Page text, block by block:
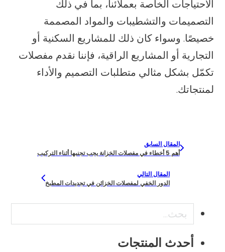
الاحتياجات الخاصة بعملائنا، بما في ذلك
التصميمات والتشطيبات والمواد المصممة
خصيصًا. وسواء كان ذلك للمشاريع السكنية أو
التجارية أو المشاريع الراقية، فإننا نقدم مفصلات
تكمّل بشكل مثالي متطلبات التصميم والأداء
لمنتجاتك.
المقال السابق
أهم 5 أخطاء في مفصلات الخزانة يجب تجنبها أثناء التركيب
المقال التالي
الدور الخفي لمفصلات الخزائن في تجديدات المطبخ
بحث
أحدث المنتجات